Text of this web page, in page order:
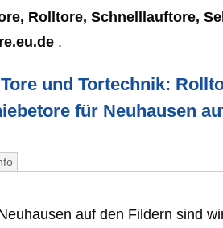
Rolltore, Schnelllauftore,
.
und Tortechnik:
für Neuhausen
auf den Fildern sind